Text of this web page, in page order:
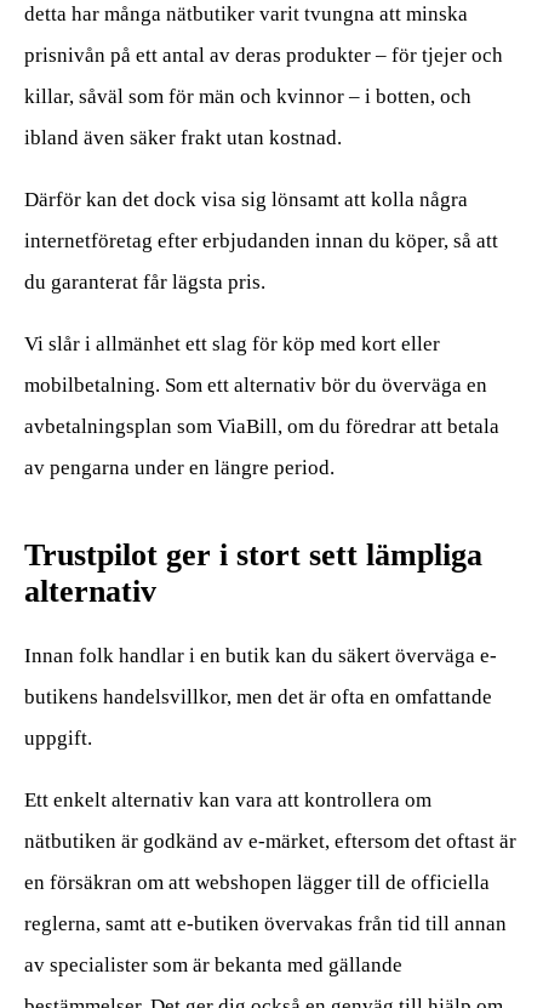
detta har många nätbutiker varit tvungna att minska
prisnivån på ett antal av deras produkter – för tjejer och
killar, såväl som för män och kvinnor – i botten, och
ibland även säker frakt utan kostnad.
Därför kan det dock visa sig lönsamt att kolla några
internetföretag efter erbjudanden innan du köper, så att
du garanterat får lägsta pris.
Vi slår i allmänhet ett slag för köp med kort eller
mobilbetalning. Som ett alternativ bör du överväga en
avbetalningsplan som ViaBill, om du föredrar att betala
av pengarna under en längre period.
Trustpilot ger i stort sett lämpliga
alternativ
Innan folk handlar i en butik kan du säkert överväga e-
butikens handelsvillkor, men det är ofta en omfattande
uppgift.
Ett enkelt alternativ kan vara att kontrollera om
nätbutiken är godkänd av e-märket, eftersom det oftast är
en försäkran om att webshopen lägger till de officiella
reglerna, samt att e-butiken övervakas från tid till annan
av specialister som är bekanta med gällande